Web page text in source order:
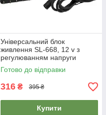
Універсальний блок
живлення SL-668, 12 v з
регулюванням напруги
Solma, адаптер заряджання
(8 насадок)
Готово до відправки
316 ₴ 395 ₴
Купити